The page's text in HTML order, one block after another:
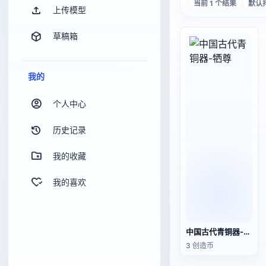
上传模型
草稿箱
我的
个人中心
历史记录
我的收藏
我的喜欢
当前 1 个结果 默认
中国古代青铜器-牺尊
3 创造币